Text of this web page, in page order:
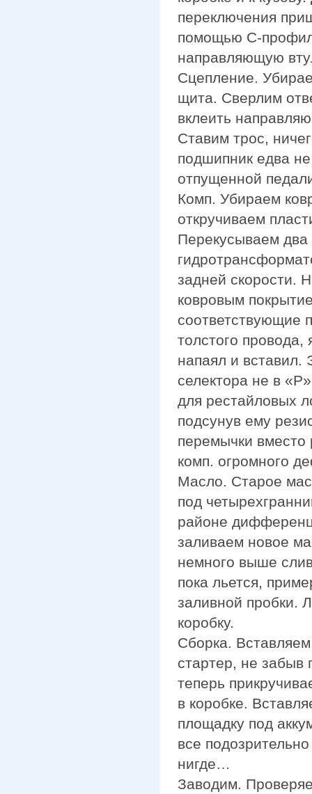
переключения
помощью С-
направляющую
Сцепление.
щита. Сверлим
вклеить
Ставим трос,
подшипник едва
отпущенной
Комп. Убираем
откручиваем
Перекусываем два
задней скорости.
ковровым
соответствующие
толстого
напаял и вставил.
селектора не в
для рестайловых
подсунув ему
перемычки
комп. огромного
Масло. Старое
под
районе
заливаем новое
немного выше
пока льется,
заливной пробки.
коробку.
Сборка.
стартер, не забыв
теперь
в коробке.
площадку под
все
нигде…
Заводим.